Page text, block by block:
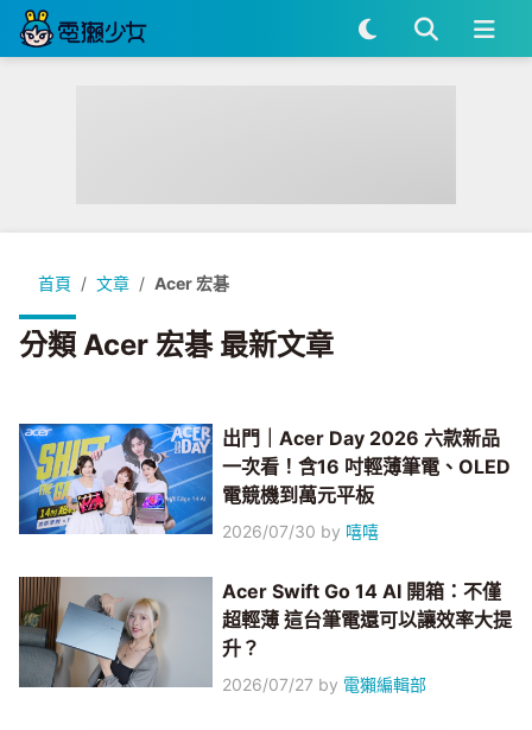
首頁 文章 Acer 宏碁
分類 Acer 宏碁 最新文章
出門｜Acer Day 2026 六款新品
一次看！含16 吋輕薄筆電、OLED
電競機到萬元平板
2026/07/30 by 嘻嘻
Acer Swift Go 14 AI 開箱：不僅
超輕薄 這台筆電還可以讓效率大提
升？
2026/07/27 by 電獺編輯部